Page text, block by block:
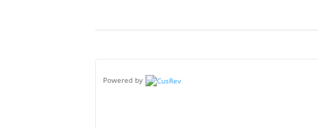
Powered by